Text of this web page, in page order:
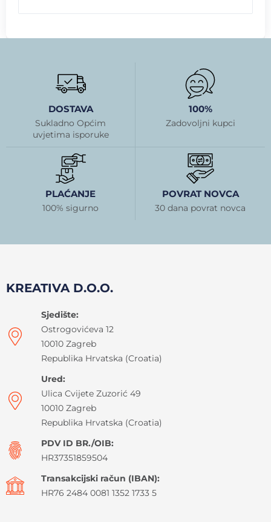
DOSTAVA
Sukladno Općim
uvjetima isporuke
100%
Zadovoljni kupci
PLAĆANJE
100% sigurno
POVRAT NOVCA
30 dana povrat novca
KREATIVA D.O.O.
Sjedište:
Ostrogovićeva 12
10010 Zagreb
Republika Hrvatska (Croatia)
Ured:
Ulica Cvijete Zuzorić 49
10010 Zagreb
Republika Hrvatska (Croatia)
PDV ID BR./OIB:
HR37351859504
Transakcijski račun (IBAN):
HR76 2484 0081 1352 1733 5